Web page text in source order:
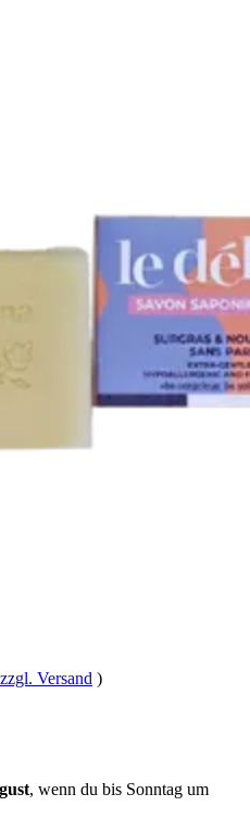
zzgl. Versand )
, wenn du bis Sonntag um